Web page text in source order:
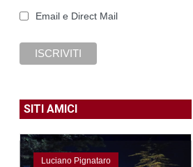
Email e Direct Mail
SITI AMICI
Luciano Pignataro